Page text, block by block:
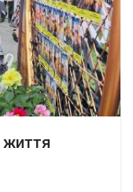
життя